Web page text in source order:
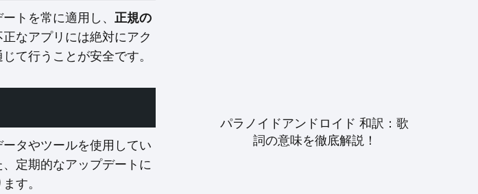
トを常に適用し、 正規の
なアプリには絶対にアク
て行うことが安全です。
タやツールを使用してい
、定期的なアップデートに
す。
パラノイドアンドロイド 和訳：歌
詞の意味を徹底解説！